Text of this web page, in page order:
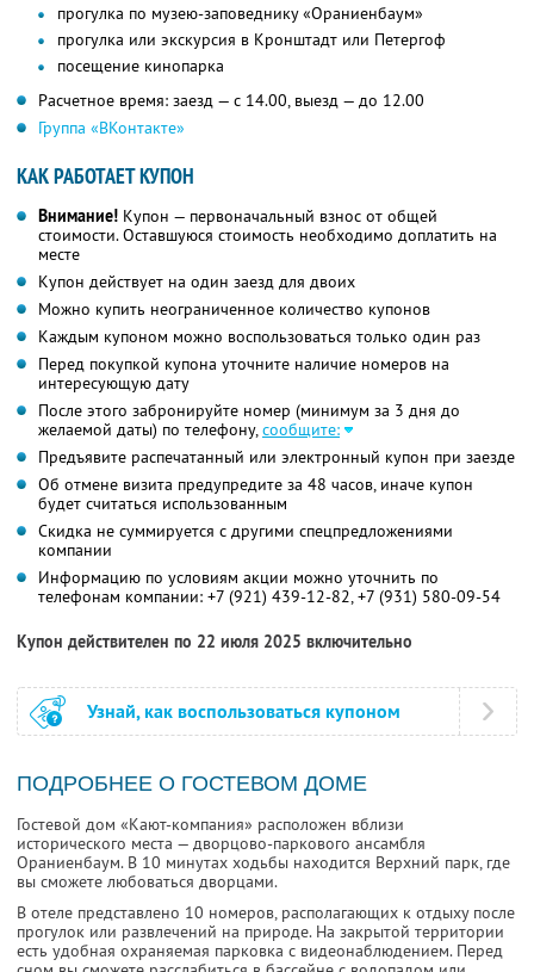
прогулка по музею-заповеднику «Ораниенбаум»
прогулка или экскурсия в Кронштадт или Петергоф
посещение кинопарка
Расчетное время: заезд — с 14.00, выезд — до 12.00
Группа «ВКонтакте»
КАК РАБОТАЕТ КУПОН
Внимание! Купон — первоначальный взнос от общей
стоимости. Оставшуюся стоимость необходимо доплатить на
месте
Купон действует на один заезд для двоих
Можно купить неограниченное количество купонов
Каждым купоном можно воспользоваться только один раз
Перед покупкой купона уточните наличие номеров на
интересующую дату
После этого забронируйте номер (минимум за 3 дня до
желаемой даты) по телефону,сообщите:
Предъявите распечатанный или электронный купон при заезде
Об отмене визита предупредите за 48 часов, иначе купон
будет считаться использованным
Скидка не суммируется с другими спецпредложениями
компании
Информацию по условиям акции можно уточнить по
телефонам компании: +7 (921) 439-12-82, +7 (931) 580-09-54
Купон действителен по 22 июля 2025 включительно
Узнай, как воспользоваться купоном
ПОДРОБНЕЕ О ГОСТЕВОМ ДОМЕ
Гостевой дом «Кают-компания» расположен вблизи
исторического места — дворцово-паркового ансамбля
Ораниенбаум. В 10 минутах ходьбы находится Верхний парк, где
вы сможете любоваться дворцами.
В отеле представлено 10 номеров, располагающих к отдыху после
прогулок или развлечений на природе. На закрытой территории
есть удобная охраняемая парковка с видеонаблюдением. Перед